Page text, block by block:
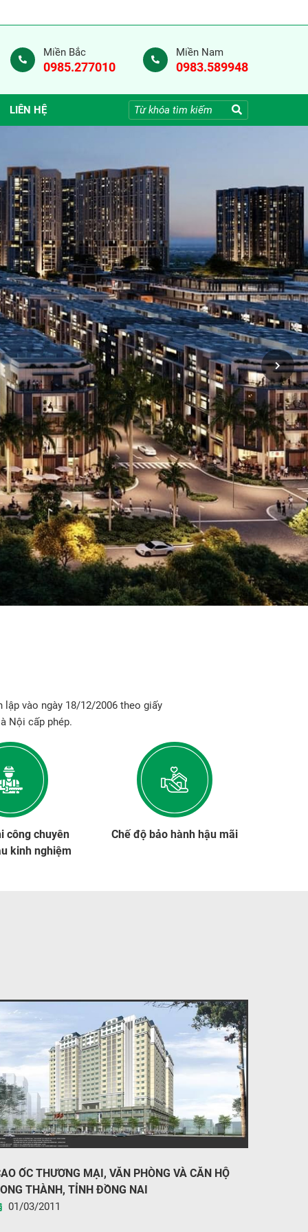
Miền Bắc
0985.277010
Miền Nam
0983.589948
LIÊN HỆ
lập vào ngày 18/12/2006 theo giấy
Nội cấp phép.
công chuyên
kinh nghiệm
Chế độ bảo hành hậu mãi
ỐC THƯƠNG MẠI, VĂN PHÒNG VÀ CĂN HỘ
THÀNH, TỈNH ĐỒNG NAI
01/03/2011